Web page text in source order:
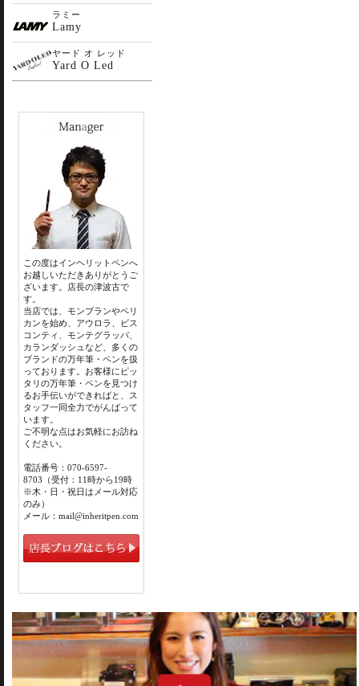
ラミー
Lamy
ヤード オ レッド
Yard O Led
この度はインヘリットペンへ
お越しいただきありがとうご
ざいます。店長の津波古で
す。
当店では、モンブランやペリ
カンを始め、アウロラ、ビス
コンティ、モンテグラッパ、
カランダッシュなど、多くの
ブランドの万年筆・ペンを扱
っております。お客様にピッ
タリの万年筆・ペンを見つけ
るお手伝いができればと、ス
タッフ一同全力でがんばって
います。
ご不明な点はお気軽にお訪ね
ください。
電話番号：070-6597-
8703（受付：11時から19時
※木・日・祝日はメール対応
のみ）
メール：mail@inheritpen.com